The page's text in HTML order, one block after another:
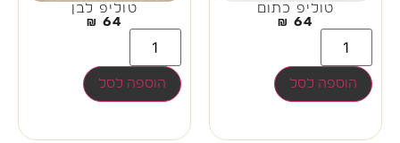
טוליפ כתום
64
₪
הוספה לסל
טוליפ לבן
64
₪
הוספה לסל